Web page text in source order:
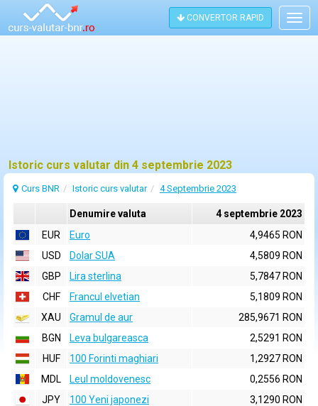
CONVERTOR RAPID
Istoric curs valutar din 4 septembrie 2023
Curs BNR Istoric curs valutar 4 Septembrie 2023
Denumire valuta
4 septembrie 2023
EUR
Euro
4,9465 RON
USD
Dolar SUA
4,5809 RON
GBP
Lira sterlina
5,7847 RON
CHF
Francul elvetian
5,1809 RON
XAU
Gramul de aur
285,9671 RON
BGN
Leva bulgareasca
2,5291 RON
HUF
100 Forinti maghiari
1,2927 RON
MDL
Leul moldovenesc
0,2556 RON
JPY
100 Yeni japonezi
3,1290 RON